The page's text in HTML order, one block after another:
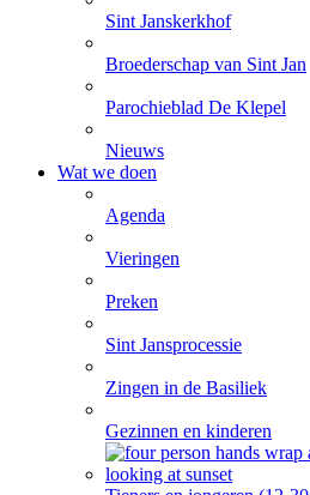
Sint Janskerkhof
Broederschap van Sint Jan
Parochieblad De Klepel
Nieuws
Wat we doen
Agenda
Vieringen
Preken
Sint Jansprocessie
Zingen in de Basiliek
Gezinnen en kinderen